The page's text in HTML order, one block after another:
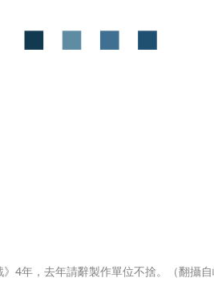
4年，去年請辭製作單位不捨。（翻攝自